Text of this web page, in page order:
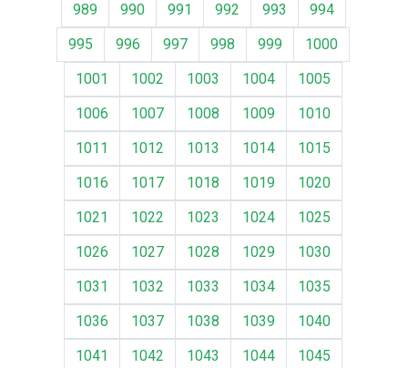
989
990 991 992 993
994
995
996 997 998 999
1000
1001
1002 1003 1004
1005
1006
1007 1008 1009
1010
1011
1012 1013 1014
1015
1016
1017 1018 1019
1020
1021
1022 1023 1024
1025
1026
1027 1028 1029
1030
1031
1032 1033 1034
1035
1036
1037 1038 1039
1040
1041
1042 1043 1044
1045